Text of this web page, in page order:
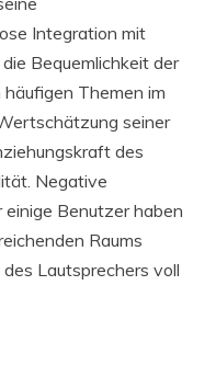
Integration mit
Bequemlichkeit der
Themen im
seiner
des
Negative
einige Benutzer haben
Raums
Lautsprechers voll